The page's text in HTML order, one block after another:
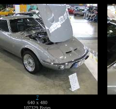
7
640 x 480
107329 Bytes